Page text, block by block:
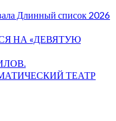
Длинный список 2026
НА «ДЕВЯТУЮ
ТЕАТР